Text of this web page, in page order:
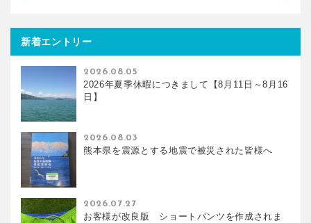
新着エントリー
2026年夏季休暇につきまして【8月11日～8月16
日】
2026.08.05
熊本県を震源とする地震で被災された皆様へ
2026.08.03
お客様が改良版 ショートパンツを作成されま
2026.07.27